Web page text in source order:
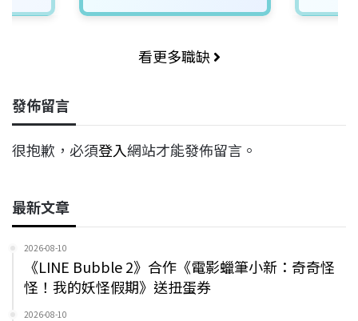
看更多職缺
發佈留言
很抱歉，必須登入網站才能發佈留言。
最新文章
2026-08-10
《LINE Bubble 2》合作《電影蠟筆小新：奇奇怪
怪！我的妖怪假期》送扭蛋券
2026-08-10